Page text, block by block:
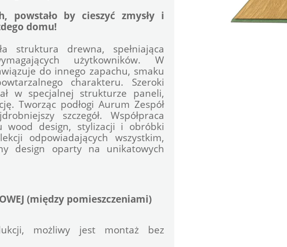
powstało by cieszyć zmysły i
domu!
struktura drewna, spełniająca
użytkowników. W
do innego zapachu, smaku
charakteru. Szeroki
w specjalnej strukturze paneli,
Tworząc podłogi Aurum Zespół
szczegół. Współpraca
wood design, stylizacji i obróbki
odpowiadających wszystkim,
design oparty na unikatowych
(między pomieszczeniami)
możliwy jest montaż bez